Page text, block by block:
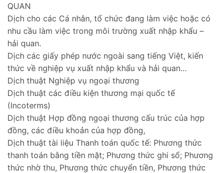
QUAN
Dịch cho các Cá nhân, tổ chức đang làm việc hoặc có
nhu cầu làm việc trong môi trường xuất nhập khẩu –
hải quan.
Dịch các giấy phép nước ngoài sang tiếng Việt, kiến
thức về nghiệp vụ xuất nhập khẩu và hải quan…
Dịch thuật Nghiệp vụ ngoại thương
Dịch thuật các điều kiện thương mại quốc tế
(Incoterms)
Dịch thuật Hợp đồng ngoại thương cấu trúc của hợp
đồng, các điều khoản của hợp đồng,
Dịch thuật tài liệu Thanh toán quốc tế: Phương thức
thanh toán bằng tiền mặt; Phương thức ghi sổ; Phương
thức nhờ thu, Phương thức chuyển tiền, Phương thức